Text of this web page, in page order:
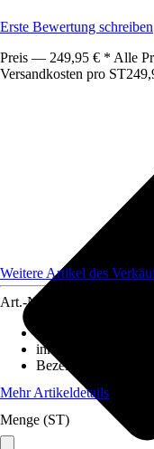
Erste Bewertung schreiben
Preis — 249,95 € * Alle
Versandkosten pro ST
Weitere Artikel des
Art.-Nr.
inklusive Leuchtmittel
Bezeichnung Fassung
Mehr Artikeldetails
Menge (ST)